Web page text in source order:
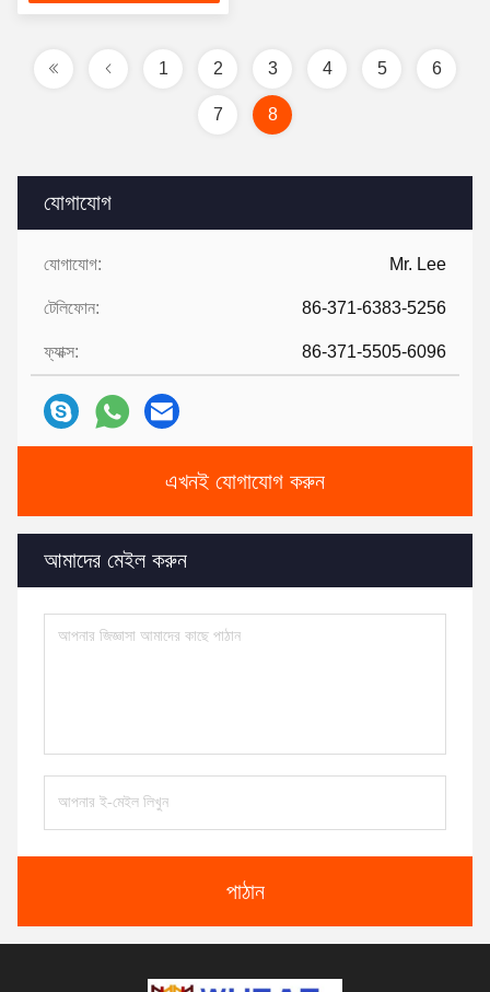
যোগাযোগ
যোগাযোগ: Mr. Lee
টেলিফোন: 86-371-6383-5256
ফ্যাক্স: 86-371-5505-6096
এখনই যোগাযোগ করুন
আমাদের মেইল করুন
পাঠান
1 2 3 4 5 6
7 8